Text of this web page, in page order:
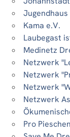
Jugendhaus
Kama e.V.
Laubegast
Medinetz
Netzwerk
Netzwerk
Netzwerk
Netzwerk
Pro